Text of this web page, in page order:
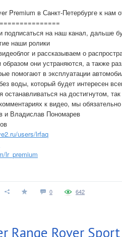
Premium в Санкт-Петербурге к нам
подписаться на наш канал, дальше
наши ролики
и рассказываем о
образом они устраняются, а также
помогают в эксплуатации
воды, который будет интересен
на достигнутом,
к видео, мы
и Владислав Пономарев
users/lrfaq
lr_premium
0 642
Range Rover